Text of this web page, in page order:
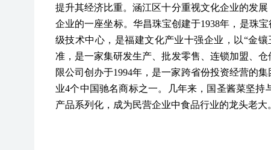
提升其经济比重。涵江区十分重视文化企业的发
企业的一座坐标。华昌珠宝创建于1938年，是珠
级技术中心，是福建文化产业十强企业，以“金
准，是一家集研发生产、批发零售、连锁加盟、
限公司创办于1994年，是一家跨省份投资经营的
业4个中国驰名商标之一。几年来，国圣酱菜坚
产品系列化，成为民营企业中食品行业的龙头老大